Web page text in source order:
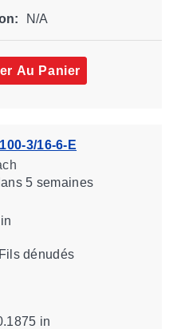
N/A
Au Panier
3/16-6-E
5 semaines
Fils dénudés
in